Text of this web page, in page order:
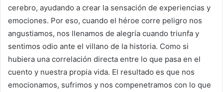
cerebro, ayudando a crear la sensación de experiencias y
emociones. Por eso, cuando el héroe corre peligro nos
angustiamos, nos llenamos de alegría cuando triunfa y
sentimos odio ante el villano de la historia. Como si
hubiera una correlación directa entre lo que pasa en el
cuento y nuestra propia vida. El resultado es que nos
emocionamos, sufrimos y nos compenetramos con lo que